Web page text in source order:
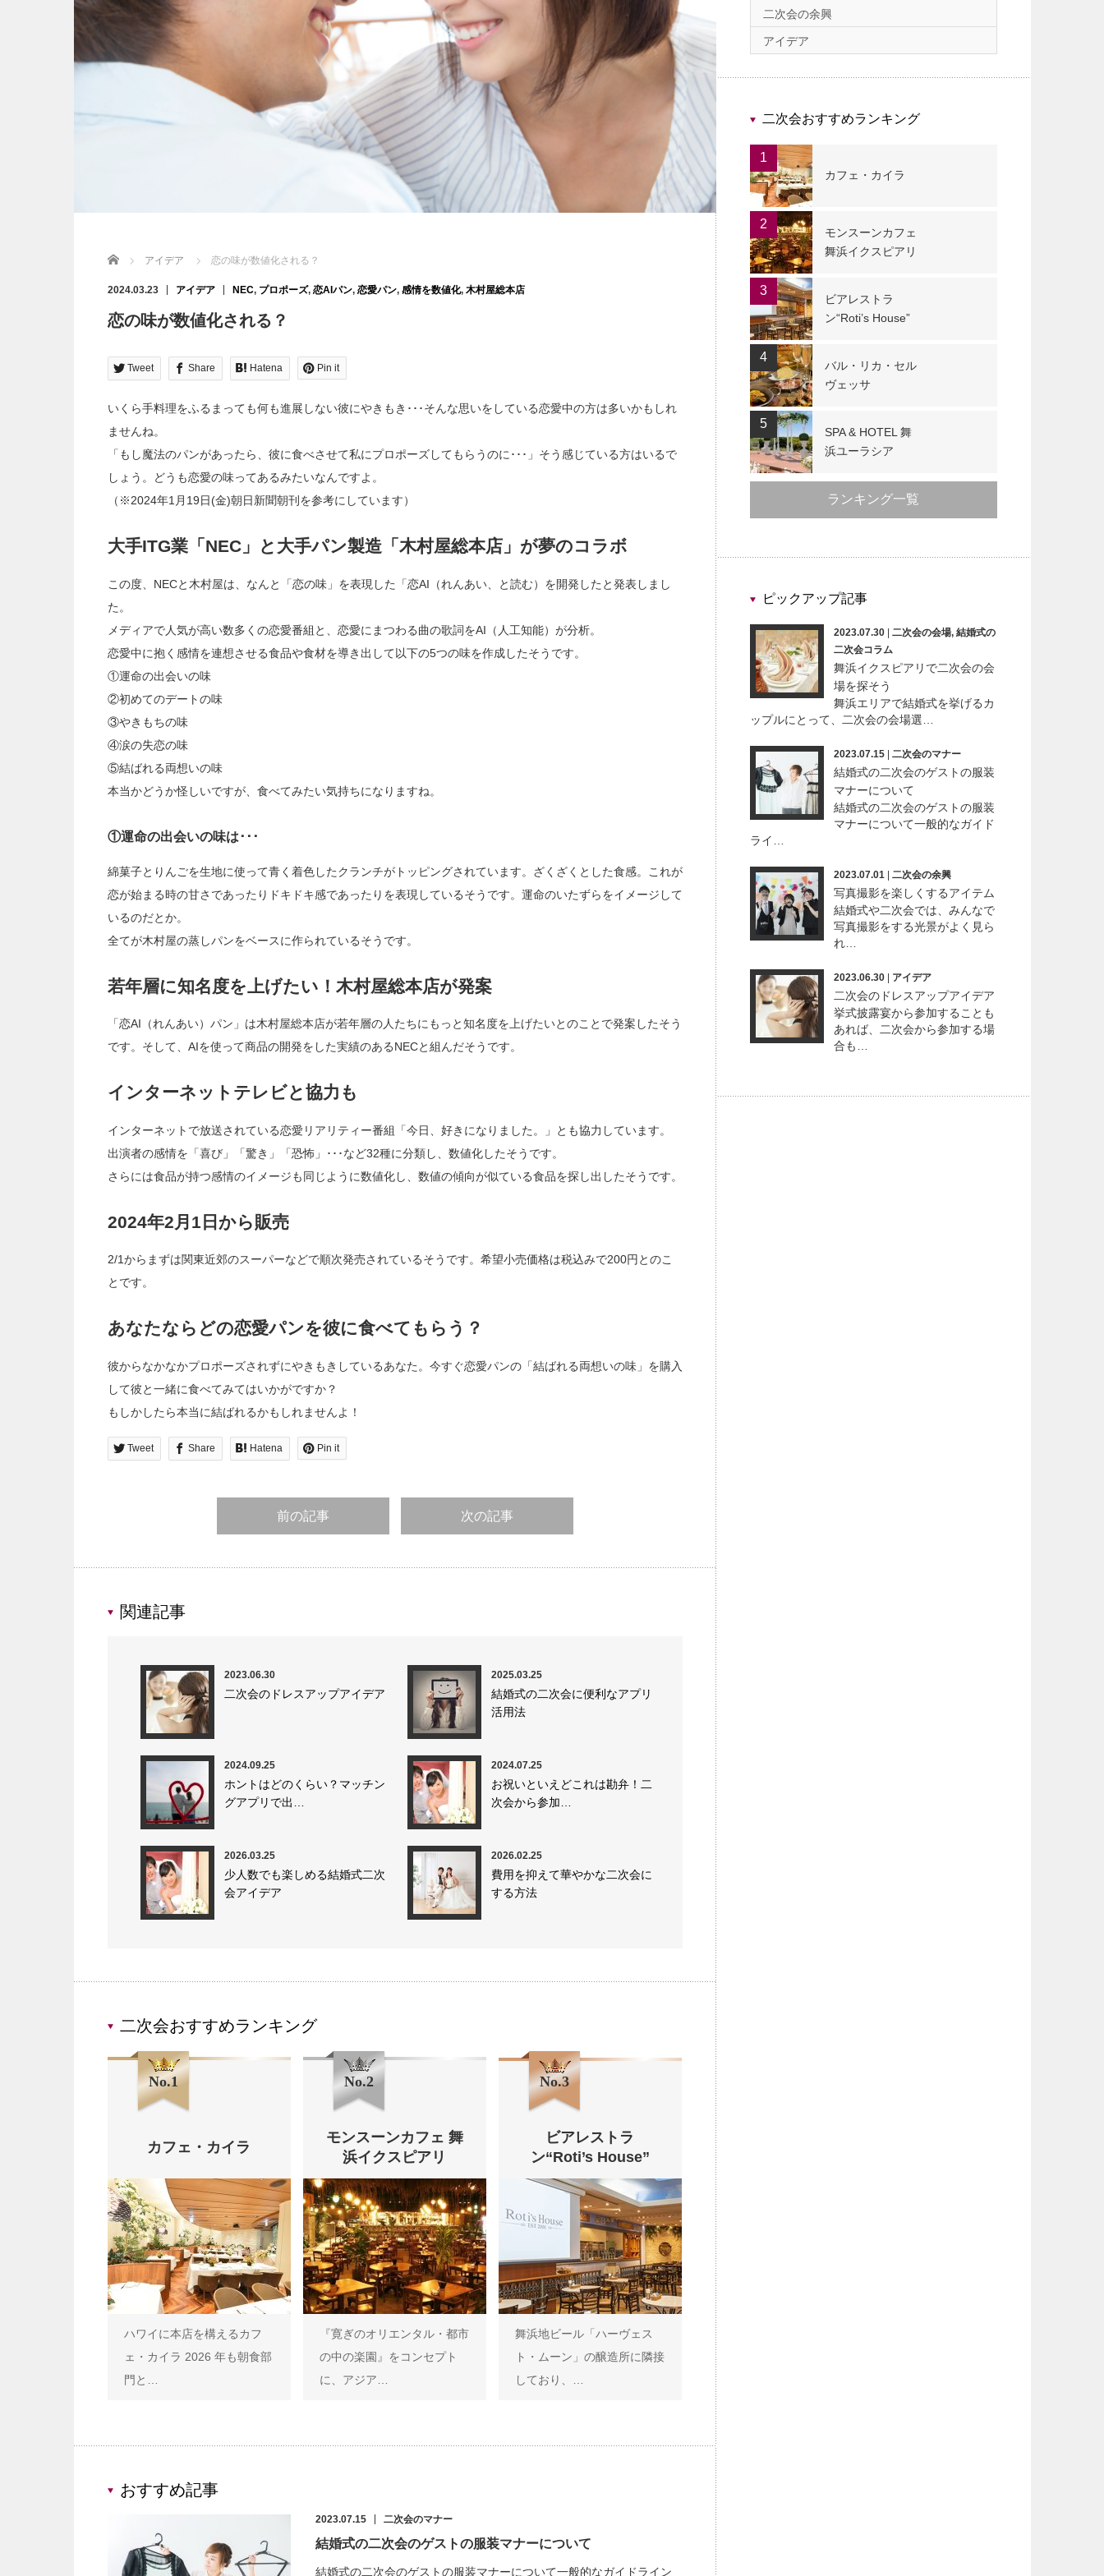
Home アイデア 恋の味が数値化される？
2024.03.23 アイデア NEC, プロポーズ, 恋AIパン, 恋愛パン, 感情を数値化, 木村屋総本店
恋の味が数値化される？
Tweet Share Hatena Pin it
いくら手料理をふるまっても何も進展しない彼にやきもき･･･そんな思いをしている恋愛中の方は多いかもしれ
ませんね。
「もし魔法のパンがあったら、彼に食べさせて私にプロポーズしてもらうのに･･･」そう感じている方はいるで
しょう。どうも恋愛の味ってあるみたいなんですよ。
（※2024年1月19日(金)朝日新聞朝刊を参考にしています）
大手ITG業「NEC」と大手パン製造「木村屋総本店」が夢のコラボ
この度、NECと木村屋は、なんと「恋の味」を表現した「恋AI（れんあい、と読む）を開発したと発表しまし
た。
メディアで人気が高い数多くの恋愛番組と、恋愛にまつわる曲の歌詞をAI（人工知能）が分析。
恋愛中に抱く感情を連想させる食品や食材を導き出して以下の5つの味を作成したそうです。
①運命の出会いの味
②初めてのデートの味
③やきもちの味
④涙の失恋の味
⑤結ばれる両想いの味
本当かどうか怪しいですが、食べてみたい気持ちになりますね。
①運命の出会いの味は･･･
綿菓子とりんごを生地に使って青く着色したクランチがトッピングされています。ざくざくとした食感。これが
恋が始まる時の甘さであったりドキドキ感であったりを表現しているそうです。運命のいたずらをイメージして
いるのだとか。
全てが木村屋の蒸しパンをベースに作られているそうです。
若年層に知名度を上げたい！木村屋総本店が発案
「恋AI（れんあい）パン」は木村屋総本店が若年層の人たちにもっと知名度を上げたいとのことで発案したそう
です。そして、AIを使って商品の開発をした実績のあるNECと組んだそうです。
インターネットテレビと協力も
インターネットで放送されている恋愛リアリティー番組「今日、好きになりました。」とも協力しています。
出演者の感情を「喜び」「驚き」「恐怖」･･･など32種に分類し、数値化したそうです。
さらには食品が持つ感情のイメージも同じように数値化し、数値の傾向が似ている食品を探し出したそうです。
2024年2月1日から販売
2/1からまずは関東近郊のスーパーなどで順次発売されているそうです。希望小売価格は税込みで200円とのこ
とです。
あなたならどの恋愛パンを彼に食べてもらう？
彼からなかなかプロポーズされずにやきもきしているあなた。今すぐ恋愛パンの「結ばれる両想いの味」を購入
して彼と一緒に食べてみてはいかがですか？
もしかしたら本当に結ばれるかもしれませんよ！
Tweet Share Hatena Pin it
前の記事 次の記事
関連記事
2023.06.30
二次会のドレスアップアイデア
2025.03.25
結婚式の二次会に便利なアプリ
活用法
2024.09.25
ホントはどのくらい？マッチン
グアプリで出…
2024.07.25
お祝いといえどこれは勘弁！二
次会から参加…
2026.03.25
少人数でも楽しめる結婚式二次
会アイデア
2026.02.25
費用を抑えて華やかな二次会に
する方法
二次会おすすめランキング
No.1
カフェ・カイラ
ハワイに本店を構えるカフ
ェ・カイラ 2026 年も朝食部
門と…
No.2
モンスーンカフェ 舞
浜イクスピアリ
『寛ぎのオリエンタル・都市
の中の楽園』をコンセプト
に、アジア…
No.3
ビアレストラ
ン“Roti’s House”
舞浜地ビール「ハーヴェス
ト・ムーン」の醸造所に隣接
しており、…
おすすめ記事
2023.07.15 二次会のマナー
結婚式の二次会のゲストの服装マナーについて
結婚式の二次会のゲストの服装マナーについて一般的なガイドライン
二次会の余興
アイデア
二次会おすすめランキング
1
カフェ・カイラ
2
モンスーンカフェ
舞浜イクスピアリ
3
ビアレストラ
ン“Roti’s House”
4
バル・リカ・セル
ヴェッサ
5
SPA & HOTEL 舞
浜ユーラシア
ランキング一覧
ピックアップ記事
2023.07.30 二次会の会場, 結婚式の
二次会コラム
舞浜イクスピアリで二次会の会
場を探そう
舞浜エリアで結婚式を挙げるカ
ップルにとって、二次会の会場選…
2023.07.15 二次会のマナー
結婚式の二次会のゲストの服装
マナーについて
結婚式の二次会のゲストの服装
マナーについて一般的なガイド
ライ…
2023.07.01 二次会の余興
写真撮影を楽しくするアイテム
結婚式や二次会では、みんなで
写真撮影をする光景がよく見ら
れ…
2023.06.30 アイデア
二次会のドレスアップアイデア
挙式披露宴から参加することも
あれば、二次会から参加する場
合も…